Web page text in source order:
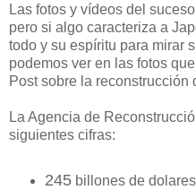
Las fotos y vídeos del
pero si algo caracteriza a
todo y su espíritu para mirar
podemos ver en las fotos
Post sobre la reconstrucción
La Agencia de
siguientes cifras:
245billones de